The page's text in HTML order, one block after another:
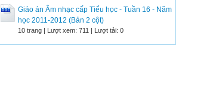
Giáo án Âm nhạc cấp Tiểu học - Tuần 16 - Năm
học 2011-2012 (Bản 2 cột)
10 trang | Lượt xem: 711 | Lượt tải: 0